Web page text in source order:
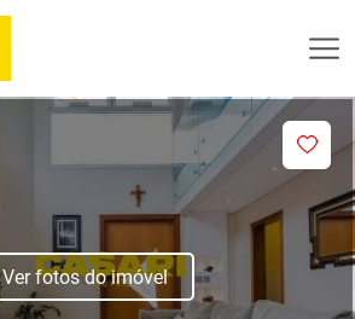
Ver fotos do imóvel